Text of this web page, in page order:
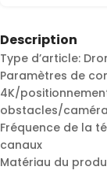
Description
Type d’article:
Paramètres de
4K/
obstacles/
Fréquence de la
canaux
Matériau du